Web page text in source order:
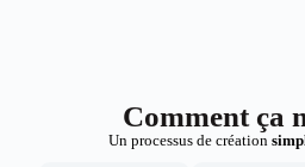
Comment ça
Un processus de création